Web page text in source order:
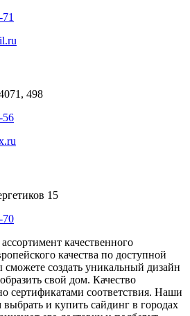
498
56
15
70
качественного
качества по доступной
создать уникальный дизайн
свой дом. Качество
сертификатами соответствия. Наши
и купить сайдинг в городах